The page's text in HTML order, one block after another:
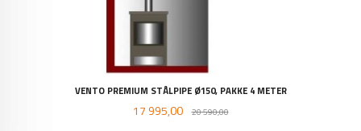
VENTO PREMIUM STÅLPIPE Ø150, PAKKE 4 METER
Tilbud
17 995,00 20 590,00Rabatt